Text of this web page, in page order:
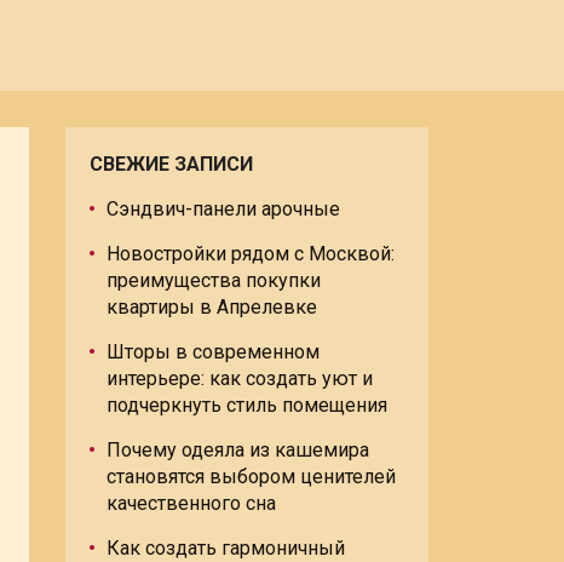
СВЕЖИЕ ЗАПИСИ
Сэндвич-панели арочные
Новостройки рядом с Москвой:
преимущества покупки
квартиры в Апрелевке
Шторы в современном
интерьере: как создать уют и
подчеркнуть стиль помещения
Почему одеяла из кашемира
становятся выбором ценителей
качественного сна
Как создать гармоничный